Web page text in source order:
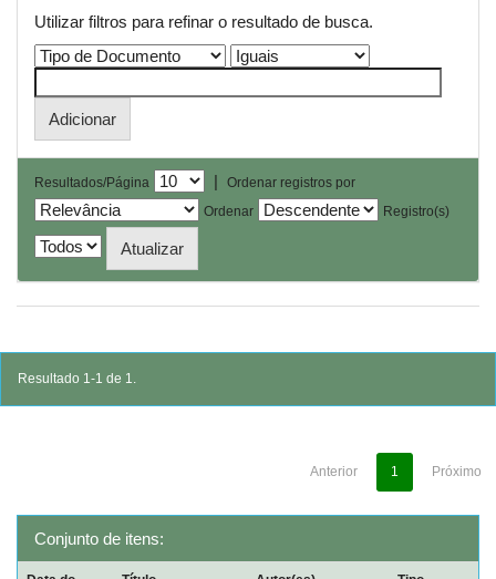
Utilizar filtros para refinar o resultado de busca.
Resultados/Página |
Ordenar registros por
Ordenar
Registro(s)
Resultado 1-1 de 1.
Anterior 1 Próximo
Conjunto de itens: